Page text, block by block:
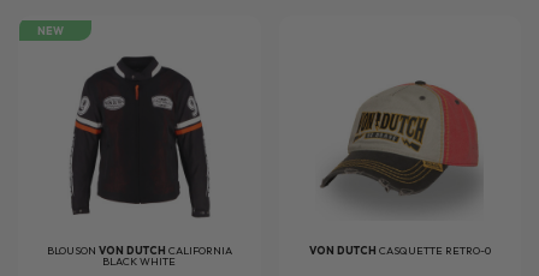
NEW
BLOUSON VON DUTCH CALIFORNIA
BLACK WHITE
VON DUTCH CASQUETTE RETRO-0